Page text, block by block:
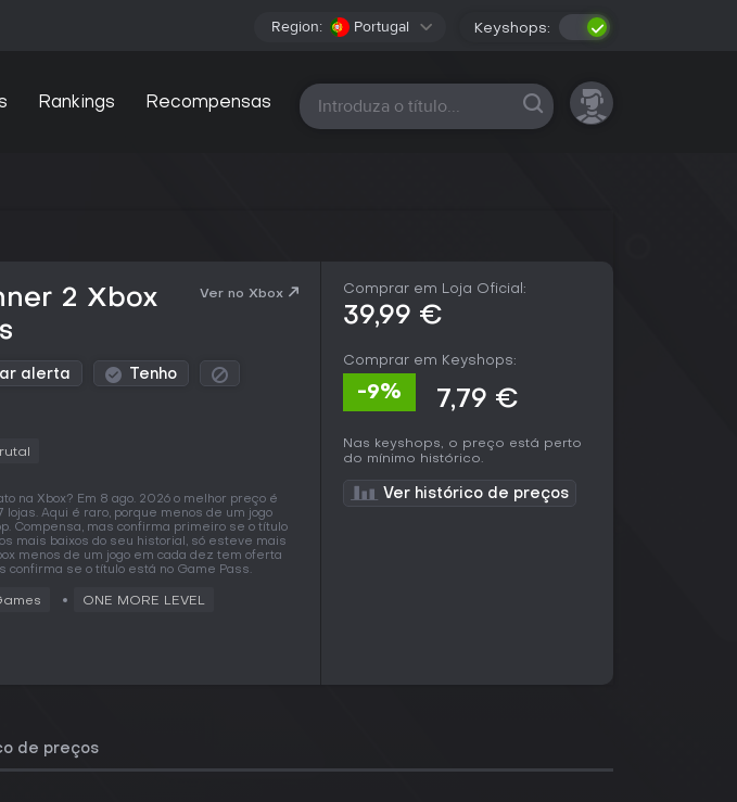
Region: Portugal Keyshops:
Rankings Recompensas Todas as plataformas
2 Xbox
Ver no Xbox
alerta Tenho
na Xbox? Em 8 ago. 2026 o melhor preço é
lojas. Aqui é raro, porque menos de um jogo
Compensa, mas confirma primeiro se o título
mais baixos do seu historial, só esteve mais
menos de um jogo em cada dez tem oferta
confirma se o título está no Game Pass.
ONE MORE LEVEL
Comprar em Loja Oficial:
39,99 €
Comprar em Keyshops:
-9% 7,79 €
Nas keyshops, o preço está perto
do mínimo histórico.
Ver histórico de preços
de preços